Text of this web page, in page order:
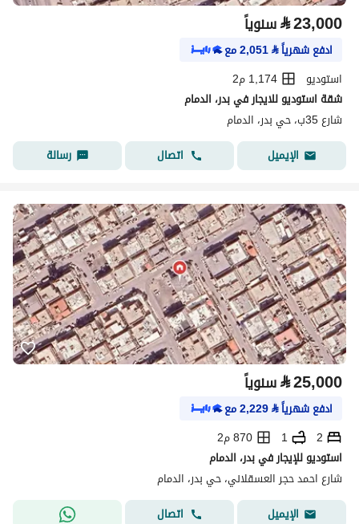
⃁23,000 سنوياً
ادفع شهرياً⃁
2,051مع
استوديو
1,174 م2
شقة استوديو للايجار في بدر، الدمام
شارع 35ب، حي بدر، الدمام
الإيميل
اتصال رسالة
⃁25,000 سنوياً
ادفع شهرياً⃁
2,229مع
2
1
870 م2
استوديو للإيجار في بدر، الدمام
شارع احمد حجر العسقلاني، حي بدر، الدمام
الإيميل
اتصال